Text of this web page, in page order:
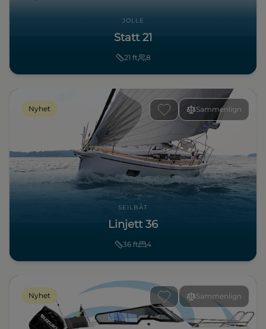
JOLLE
Statt 21
21 ft 8
Sammenlign
Nyhet
SEILBÅT
Linjett 36
36 ft 4
Sammenlign
Nyhet